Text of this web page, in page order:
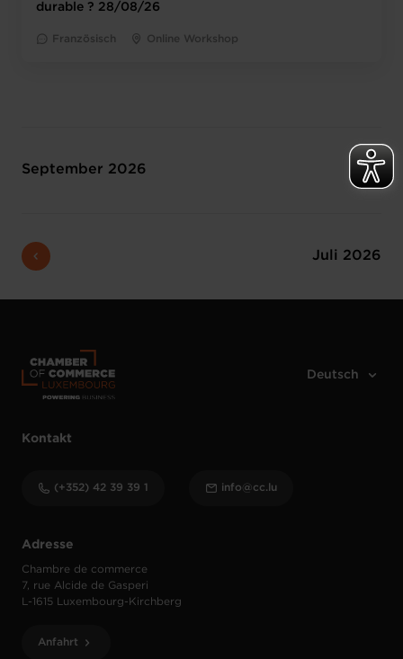
durable ? 28/08/26
Französisch Online Workshop
Juli 2026
September 2026
Adresse
Chambre de commerce
7, rue Alcide de Gasperi
L-1615 Luxembourg-Kirchberg
Anfahrt
Kontakt
(+352) 42 39 39 1 info@cc.lu